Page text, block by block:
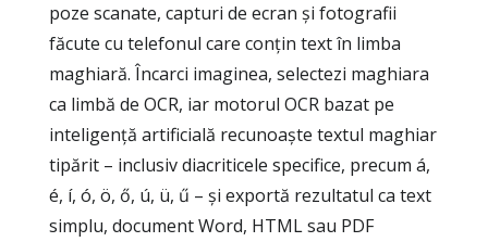
poze scanate, capturi de ecran și fotografii
făcute cu telefonul care conțin text în limba
maghiară. Încarci imaginea, selectezi maghiara
ca limbă de OCR, iar motorul OCR bazat pe
inteligență artificială recunoaște textul maghiar
tipărit – inclusiv diacriticele specifice, precum á,
é, í, ó, ö, ő, ú, ü, ű – și exportă rezultatul ca text
simplu, document Word, HTML sau PDF